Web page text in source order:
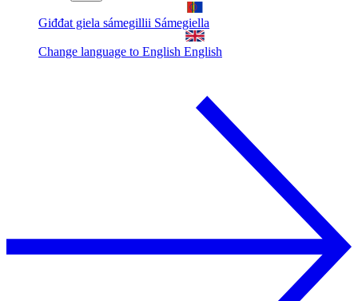
Giđđat giela sámegillii Sámegiella
Change language to English English